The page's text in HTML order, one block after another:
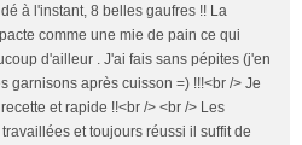
à l'instant, 8 belles gaufres !! La
comme une mie de pain ce qui
d'ailleur . J'ai fais sans pépites (j'en
garnisons après cuisson =) !!!<br /> Je
et rapide !!<br /> <br /> Les
et toujours réussi il suffit de